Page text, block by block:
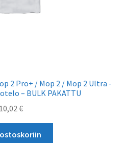
2 Pro+ / Mop 2 / Mop 2 Ultra -
– BULK PAKATTU
10,02€
ostoskoriin